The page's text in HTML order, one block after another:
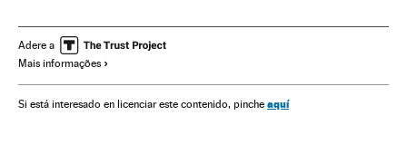
Lavagem dinheiro Petrobras
Corrupção política
Brasil Partidos políticos Polícia Corrupção
Adere a
Mais informações
Si está interesado en licenciar este contenido, pinche aquí